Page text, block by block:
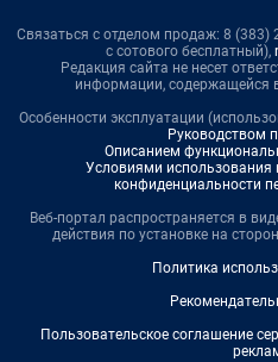
Связаться с отделом продаж: 8 (383)
с сотового бесплатный),
Редакция сайта не несет
информации, содержащейся
Особенности эксплуатации
Руководством
Описанием
Условиями использования
конфиденциальности
Веб-портал распространяется в
действия по установке на
Политика
Пользовательское соглашение